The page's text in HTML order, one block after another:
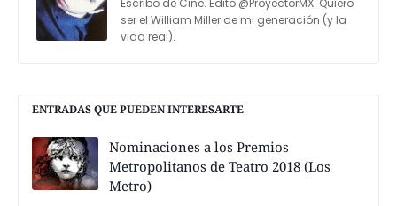
Escribo de Cine. Edito @ProyectorMX. Quiero
ser el William Miller de mi generación (y la
vida real).
ENTRADAS QUE PUEDEN INTERESARTE
Nominaciones a los Premios
Metropolitanos de Teatro 2018 (Los
Metro)